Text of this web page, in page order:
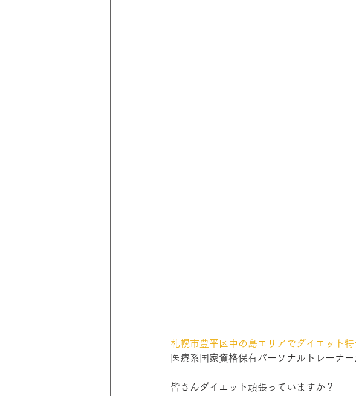
札幌市豊平区中の島エリアでダイエット
医療系国家資格保有パーソナルトレーナ
皆さんダイエット頑張っていますか？